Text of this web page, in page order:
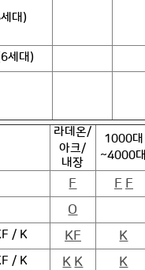
대)
세대)
라데온/
아크/
내장
1000대
~4000대
F F F
O
/ K KF K
/ K K K K